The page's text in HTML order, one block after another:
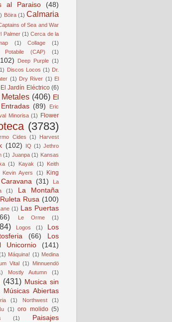
al Paraiso (48)
Böira (1) Calmaria
of Sea and War
Palmer (1) Cerca de la
(1) Collage
(1)
Potabile (CAP)
(1)
Deep Purple (1)
Discos Locos (1) Dr.
(1) Dry River (1) El
El Jardín Eléctrico (6)
(406) El
Entradas (89)
Eric
Minorisa (1) Flower
(3783)
Cides (1)
Harvest
(102) IQ (1) Jethro
(1) Juanpa (1) Kansas
(1) Kayak (1)
Keith
Kevin Ayers (1)
King
(31)
La
(1)
La Montaña
Rusa (100)
(1) Las Puertas
Le Orme (1)
Logos (1)
Los
(66)
Los
Unicornio
(141)
Máquina! (1) Medina
Vital (1)
Minnuendö
Mostly Autumn (1)
(431) Musica sin
Músicas Abiertas
(1) Northwest (1)
(1) oro molido (5)
(1)
Paisajes